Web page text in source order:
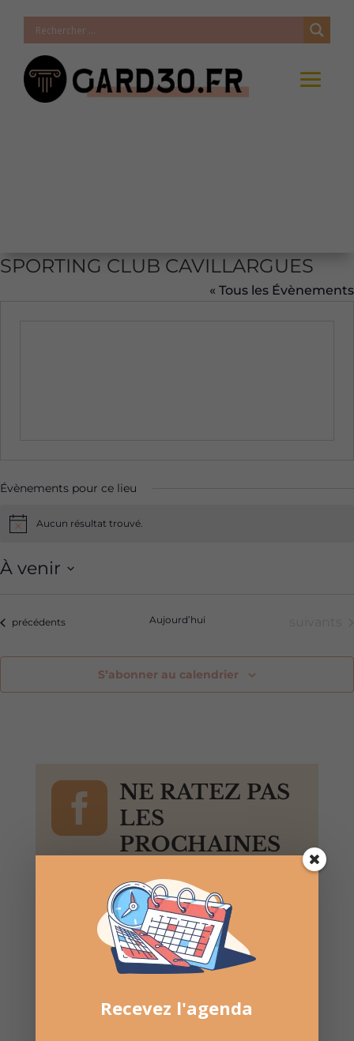
SPORTING CLUB CAVILLARGUES
« Tous les Évènements
Évènements pour ce lieu
NoticeAucun résultat trouvé.
À venir
Évènements
précédents Aujourd’hui
S’abonner au calendrier

NE RATEZ PAS
LES
PROCHAINES
Suivez lapage Facebook
pour recevoir un résumé
une fois par semaine.
Recevez l'agenda